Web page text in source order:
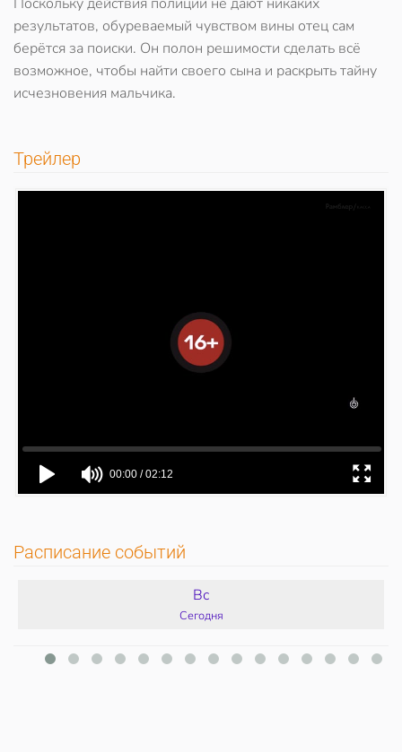
результатов, обуреваемый чувством вины отец сам
берётся за поиски. Он полон решимости сделать всё
возможное, чтобы найти своего сына и раскрыть тайну
исчезновения мальчика.
Трейлер
Расписание событий
Вс
Сегодня